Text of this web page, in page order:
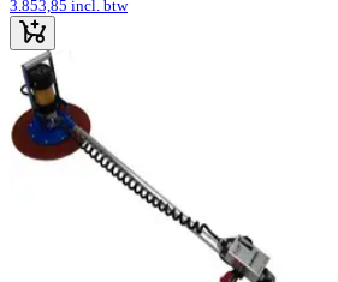
3.853,85 incl. btw